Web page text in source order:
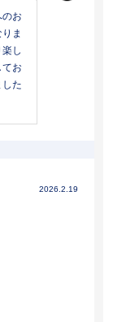
お
ま
し
お
た
2026.2.19